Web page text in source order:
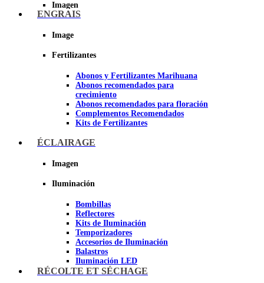
Imagen
ENGRAIS
Image
Fertilizantes
Abonos y Fertilizantes Marihuana
Abonos recomendados para
crecimiento
Abonos recomendados para floración
Complementos Recomendados
Kits de Fertilizantes
Imagen
ÉCLAIRAGE
Imagen
Iluminación
Bombillas
Reflectores
Kits de Iluminación
Temporizadores
Accesorios de Iluminación
Balastros
Iluminación LED
Iluminación LEC
RÉCOLTE ET SÉCHAGE